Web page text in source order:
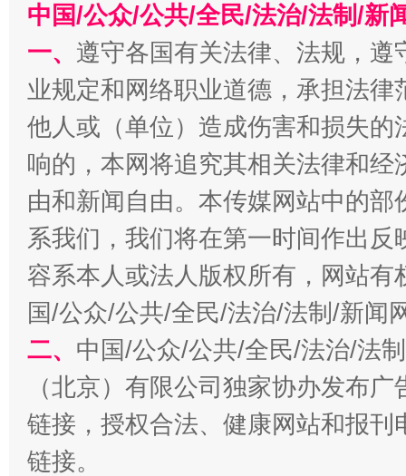
在谋一域中谋全局
今
魏明亮
中国/公众/公共/全民/法治/法制/新
一、 遵守各国有关法律、法规，
业规定和网络职业道德，承担法
他人或（单位）造成伤害和损失
响的，本网将追究其相关法律和
由和新闻自由。本传媒网站中的
系我们，我们将在第一时间作出
容系本人或法人版权所有，网站
国/公众/公共/全民/法治/法制/新闻
二、 中国/公众/公共/全民/法治/法
（北京）有限公司独家协办发布
链接，授权合法、健康网站和报
链接。